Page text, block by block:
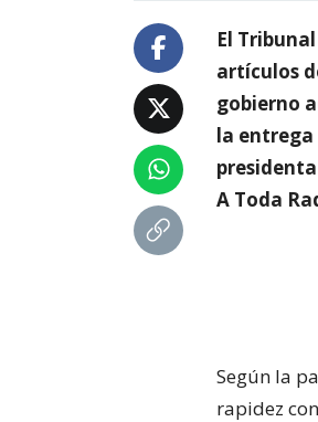
El
artículos
gobierno
la entrega
A Toda
Según la
rapidez